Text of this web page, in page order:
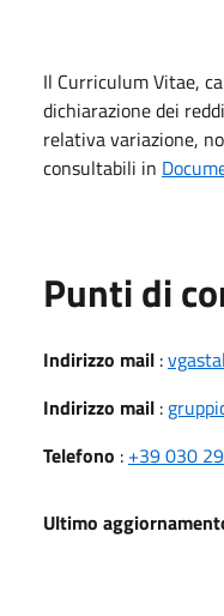
Il Curriculum Vitae,
dichiarazione dei
relativa variazione,
consultabili in
Punti di
Indirizzo mail :
Indirizzo mail :
Telefono : +39 030
Ultimo